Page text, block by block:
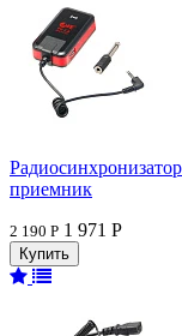
приемник
2 190 Р 1 971 Р